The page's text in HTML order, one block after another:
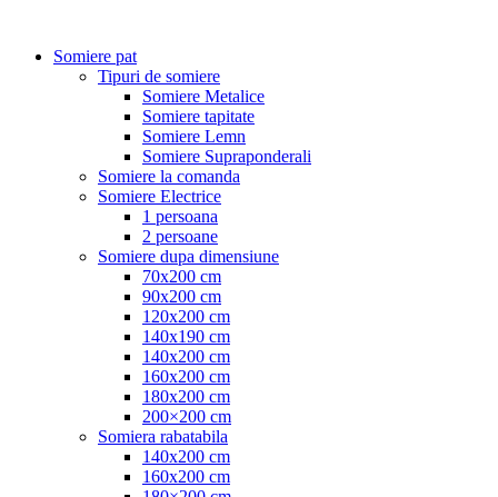
Somiere pat
Tipuri de somiere
Somiere Metalice
Somiere tapitate
Somiere Lemn
Somiere Supraponderali
Somiere la comanda
Somiere Electrice
1 persoana
2 persoane
Somiere dupa dimensiune
70x200 cm
90x200 cm
120x200 cm
140x190 cm
140x200 cm
160x200 cm
180x200 cm
200×200 cm
Somiera rabatabila
140x200 cm
160x200 cm